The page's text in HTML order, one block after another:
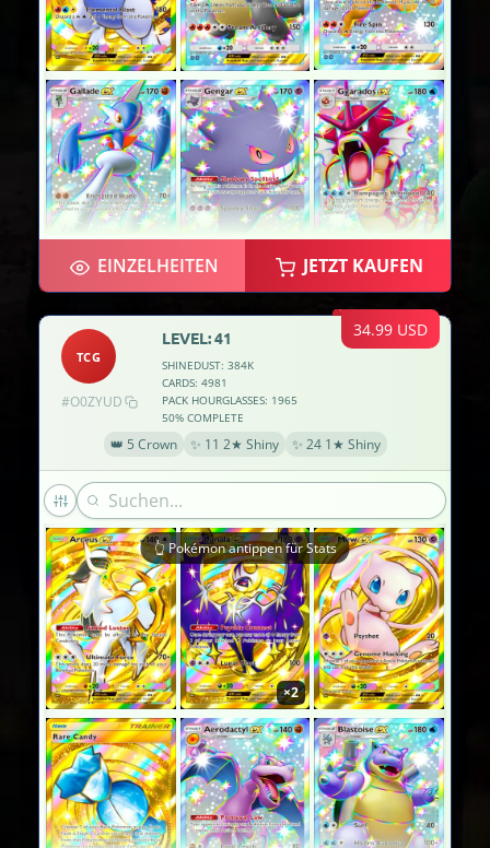
×2
×2
EINZELHEITEN JETZT KAUFEN
34.99 USD
TCG
#O0ZYUD
LEVEL: 41
SHINEDUST: 384K
CARDS: 4981
PACK HOURGLASSES: 1965
50% COMPLETE
👑 5 Crown ✨ 11 2★ Shiny ✨ 24 1★ Shiny
👆 Pokémon antippen für Stats
×2